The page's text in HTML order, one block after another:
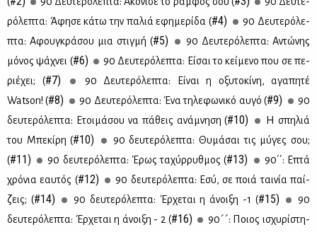
ρό­λε­πτα: Άφη­σε κά­τω την πα­λιά εφη­με­ρί­δα (#4)
90 Δευ­τε­ρό­λε­
πτα: Αφου­γκρά­σου μια στιγ­μή (#5)
90 Δευ­τε­ρό­λε­πτα: Αντώ­νης
μό­νος ψά­χνει (#6)
90 Δευ­τε­ρό­λε­πτα: Εί­σαι το κεί­με­νο που σε πε­
ριέ­χει; (#7)
90 Δευ­τε­ρό­λε­πτα: Εί­ναι η οξυ­το­κί­νη, αγα­πη­τέ
Watson! (#8) 90 Δευ­τε­ρό­λε­πτα: Ένα τη­λε­φω­νι­κό αυ­γό (#9)
90
δευ­τε­ρό­λε­πτα: Ετοι­μά­σου να πά­θεις ανά­μνη­ση (#10)
Η σπη­λιά
του Μπε­κί­ρη (#10)
90 δευ­τε­ρό­λε­πτα: Θυ­μά­σαι τις μύ­γες σου;
(#11) 90 δευ­τε­ρό­λε­πτα: Έρως τα­χύρ­ρυθ­μος (#13)
90΄΄: Επτά
χρό­νια εαυ­τός (#12)
90 δευ­τε­ρό­λε­πτα: Εσύ, σε ποιά ται­νία παί­
ζεις; (#14) 90 δευ­τε­ρό­λε­πτα: Έρ­χε­ται η άνοι­ξη -1 (#15)
90
δευ­τε­ρό­λε­πτα: Έρ­χε­ται η άνοι­ξη - 2 (#16)
90´´: Ποιος ισχυ­ρί­στη­